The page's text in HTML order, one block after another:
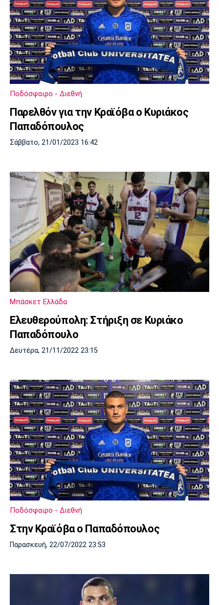
Ποδόσφαιρο - Διεθνή
Παρελθόν για την Κραϊόβα ο Κυριάκος
Παπαδόπουλος
Σάββατο, 21/01/2023 16:42
Μπάσκετ Ελλάδα
Ελευθερούπολη: Στήριξη σε Κυριάκο
Παπαδόπουλο
Δευτέρα, 21/11/2022 23:15
Ποδόσφαιρο - Διεθνή
Στην Κραϊόβα ο Παπαδόπουλος
Παρασκευή, 22/07/2022 23:53